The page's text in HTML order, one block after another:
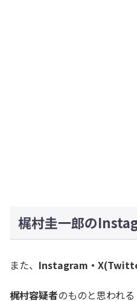
梶村圭一郎の
また、 Instagram・
梶村容疑者のものと思われる